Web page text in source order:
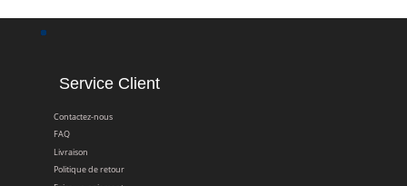
Service Client
Contactez-nous
FAQ
Livraison
Politique de retour